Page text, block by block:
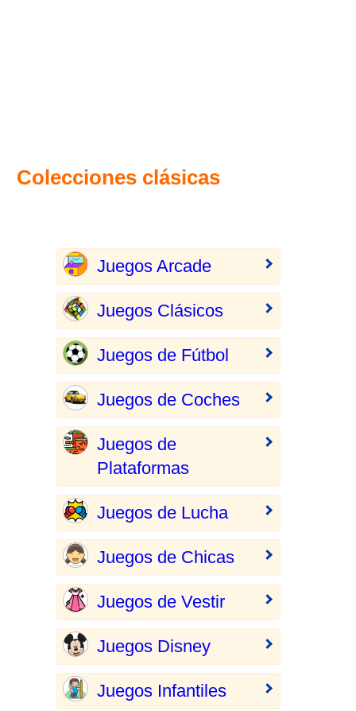
Colecciones clásicas
Juegos Arcade
Juegos Clásicos
Juegos de Fútbol
Juegos de Coches
Juegos de
Plataformas
Juegos de Lucha
Juegos de Chicas
Juegos de Vestir
Juegos Disney
Juegos Infantiles